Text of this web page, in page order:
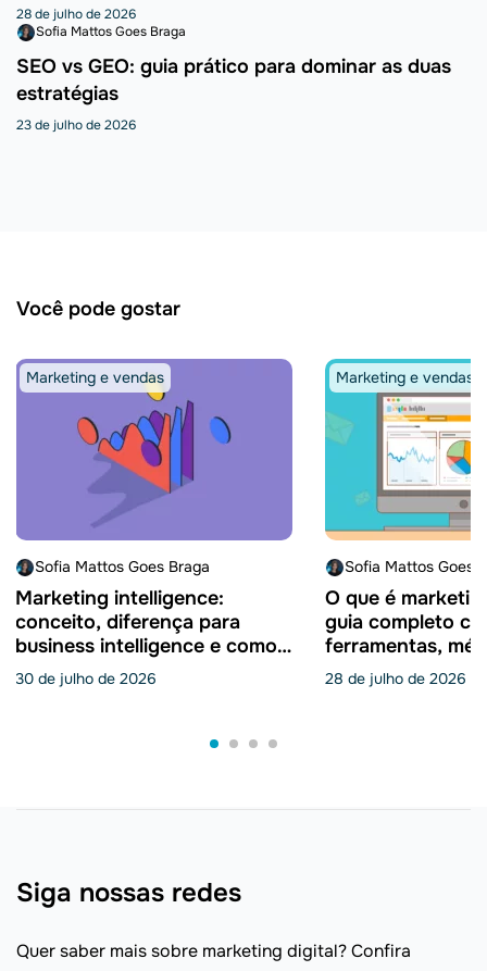
28 de julho de 2026
Sofia Mattos Goes Braga
SEO vs GEO: guia prático para dominar as duas
estratégias
23 de julho de 2026
Você pode gostar
Marketing e vendas
Sofia Mattos Goes Braga
Marketing intelligence:
conceito, diferença para
business intelligence e como
aplicar
30 de julho de 2026
Marketing e vendas
Sofia Mattos Goes
O que é
guia completo
ferramentas,
aplicar
28 de julho de 2026
Siga nossas redes
Quer saber mais sobre marketing digital? Confira